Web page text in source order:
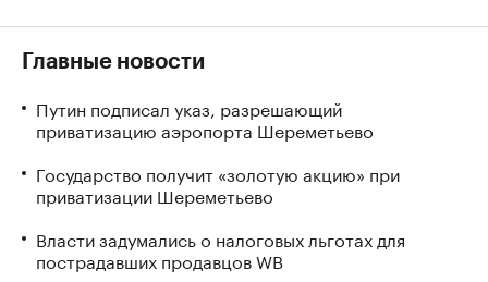
Главные новости
Путин подписал указ, разрешающий
приватизацию аэропорта Шереметьево
Государство получит «золотую акцию» при
приватизации Шереметьево
Власти задумались о налоговых льготах для
пострадавших продавцов WB